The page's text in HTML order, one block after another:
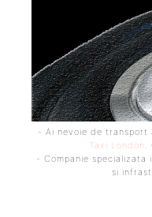
- Ai nevoie de transport
Taxi London
- Companie specializata
si